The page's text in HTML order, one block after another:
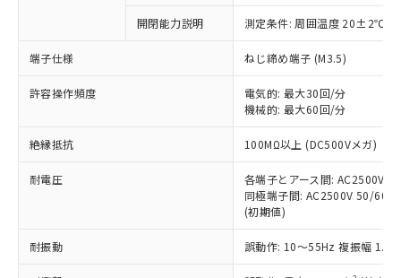
開閉能力説明 測定条件: 周囲温度 20±2℃、
端子仕様 ねじ締め端子 (M3.5)
許容操作頻度
電気的: 最大30回/分
機械的: 最大60回/分
絶縁抵抗 100MΩ以上 (DC500Vメガ)
耐電圧
各端子とアース間: AC2500V
同極端子間: AC2500V 50/
(初期値)
耐振動 誤動作: 10～55Hz 複振幅
以下の条件をお読みいただき、同意のうえ
ご利用ください。
本サービスは、当社制御機器事業取扱
商品の当社在庫状況および標準価格
当社制御機器事業取扱商品の中には、
本サービスの対象外となる商品もある
ことをご了承ください。
在庫状況および標準価格照会結果は、
記載している更新日時点での社内デー
タに基づき作成されるものであり、閲
覧された時点での実際の在庫および標
対応予定なし：EU RoHS指令（10物質）の
非含有に非対応の商品で、対応品を出す予
定はありません。
調査・確認中：EU RoHS指令（10物質）の
非含有の対応状況を調査中または確認中の
非該当品：ライセンス料など無形物で、有
害物質有無と関係のない商品です。
いたものが、含有品と判明した場合などや
むを得ず変更することがあります。
※1 中国RoHS○×表
「○」：最大均質材料含有率が中国RoHSの
基準値以下であることを示します。
「×」：最大均質材料含有率が中国RoHSの
基準値を超えていることを示します。
「－」：未確認です。当社販売部門へお問
*中国RoHS10物質の基準値 (GB/T26572)：
Pb(鉛) :1000ppm、 Hg(水銀) : 1000ppm、 Cd(カドミウ
当社は、これら貴社製品のうち、外国
為替および外国貿易法に定める商品
（以下｢規制貨物等」という）を輸出
または国外への提供する場合は、日本
国政府の輸出許可(または役務取引許